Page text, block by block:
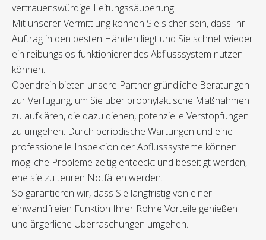
vertrauenswürdige Leitungssäuberung.
Mit unserer Vermittlung können Sie sicher sein, dass Ihr
Auftrag in den besten Händen liegt und Sie schnell wieder
ein reibungslos funktionierendes Abflusssystem nutzen
können.
Obendrein bieten unsere Partner gründliche Beratungen
zur Verfügung, um Sie über prophylaktische Maßnahmen
zu aufklären, die dazu dienen, potenzielle Verstopfungen
zu umgehen. Durch periodische Wartungen und eine
professionelle Inspektion der Abflusssysteme können
mögliche Probleme zeitig entdeckt und beseitigt werden,
ehe sie zu teuren Notfällen werden.
So garantieren wir, dass Sie langfristig von einer
einwandfreien Funktion Ihrer Rohre Vorteile genießen
und ärgerliche Überraschungen umgehen.